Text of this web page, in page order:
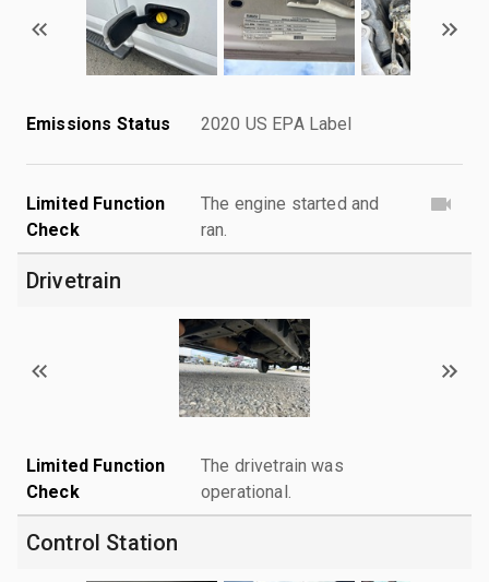
Emissions Status 2020 US EPA Label
Limited Function
Check
The engine started and
ran.
Drivetrain
Limited Function
Check
The drivetrain was
operational.
Control Station